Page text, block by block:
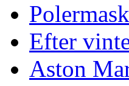
Efter
Aston